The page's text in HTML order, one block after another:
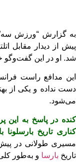
به گزارش “ورزش
پیش از دیدار مقابل
شد. او در این گفت‌وگو
این مدافع راست
دست نداده و یکی از
می‌شود.
کنده در پاسخ به این
کناری تاریخ
مسیری طولانی در پیش
تاریخ بارسا و به‌طور